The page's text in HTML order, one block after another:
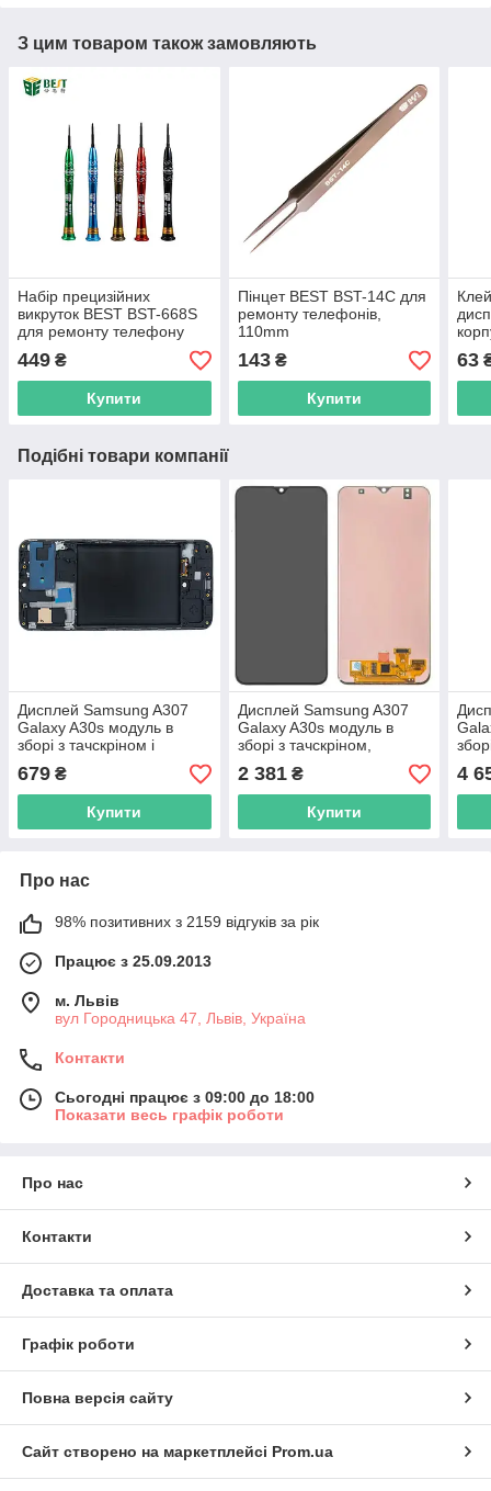
З цим товаром також замовляють
Набір прецизійних
викруток BEST BST-668S
для ремонту телефону
449 ₴
Купити
Пінцет BEST BST-14C для
ремонту телефонів,
110mm
143₴
Купити
63
Подібні товари компанії
Дисплей Samsung A307
Galaxy A30s модуль в
зборі з тачскріном і
Premium
679 ₴
Купити
Дисплей Samsung A307
Galaxy A30s модуль в
зборі з тачскріном,
(переклеєне скло)
2 381₴
Купити
4
Про нас
98% позитивних з 2159 відгуків за рік
Працює з 25.09.2013
м. Львів
вул Городницька 47, Львів, Україна
Контакти
Сьогодні працює з 09:00 до 18:00
Показати весь графік роботи
Про нас
Контакти
Доставка та оплата
Графік роботи
Повна версія сайту
Сайт створено на маркетплейсі Prom.ua